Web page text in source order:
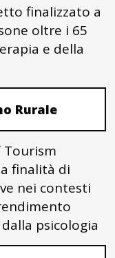
finalizzato a
oltre i 65
e della
Rurale
Tourism
finalità di
nei contesti
psicologia